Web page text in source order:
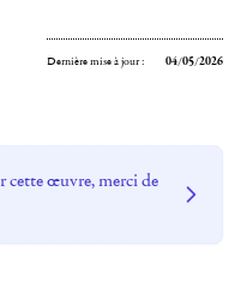
Dernière mise à jour : 04/05/2026
œuvre, merci de